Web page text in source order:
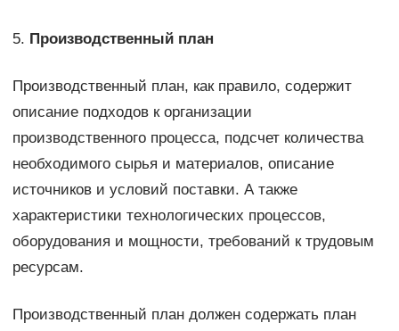
5. Производственный план
Производственный план, как правило, содержит
описание подходов к организации
производственного процесса, подсчет количества
необходимого сырья и материалов, описание
источников и условий поставки. А также
характеристики технологических процессов,
оборудования и мощности, требований к трудовым
ресурсам.
Производственный план должен содержать план